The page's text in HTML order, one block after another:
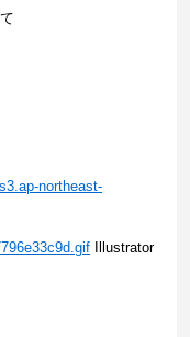
northeast-
Illustrator